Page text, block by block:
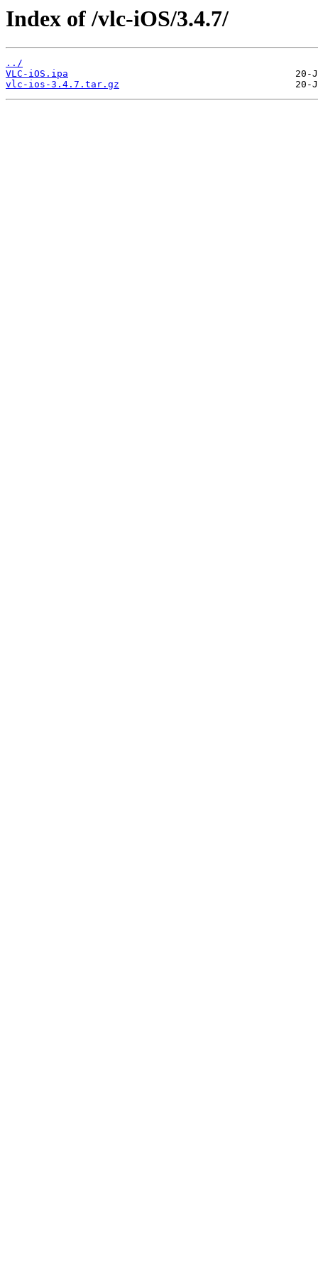
Index of /vlc-iOS/3.4.7/
../
VLC-iOS.ipa
vlc-ios-3.4.7.tar.gz